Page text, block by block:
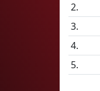
2.
3.
4.
5.